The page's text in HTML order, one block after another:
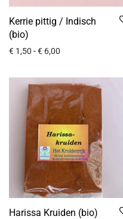
Kerrie pittig / Indisch
(bio)
€ 1,50 -€ 6,00
Harissa Kruiden (bio)